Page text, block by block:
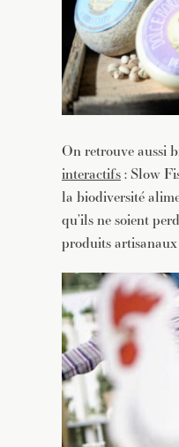
On retrouve aussi
interactifs: Slow
la biodiversité
qu’ils ne soient
produits